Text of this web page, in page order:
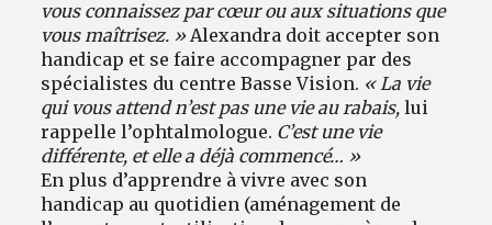
vous connaissez par cœur ou aux situations que
vous maîtrisez. » Alexandra doit accepter son
handicap et se faire accompagner par des
spécialistes du centre Basse Vision. « La vie
qui vous attend n’est pas une vie au rabais, lui
rappelle l’ophtalmologue. C’est une vie
différente, et elle a déjà commencé… »
En plus d’apprendre à vivre avec son
handicap au quotidien (aménagement de